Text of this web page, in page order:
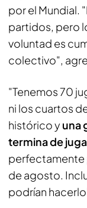
por el Mundial.
partidos, pero
voluntad es
colectivo",
"Tenemos 70
ni los cuartos
histórico y una
termina de
perfectamente
de agosto.
podrían